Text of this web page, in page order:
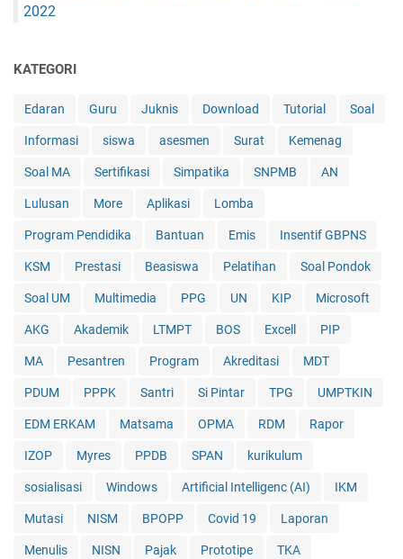
2022
KATEGORI
Edaran Guru Juknis Download Tutorial Soal
Informasi siswa asesmen Surat Kemenag
Soal MA Sertifikasi Simpatika SNPMB AN
Lulusan More Aplikasi Lomba
Program Pendidika Bantuan Emis Insentif GBPNS
KSM Prestasi Beasiswa Pelatihan Soal Pondok
Soal UM Multimedia PPG UN KIP Microsoft
AKG Akademik LTMPT BOS Excell PIP
MA Pesantren Program Akreditasi MDT
PDUM PPPK Santri Si Pintar TPG UMPTKIN
EDM ERKAM Matsama OPMA RDM Rapor
IZOP Myres PPDB SPAN kurikulum
sosialisasi Windows Artificial Intelligenc (AI) IKM
Mutasi NISM BPOPP Covid 19 Laporan
Menulis NISN Pajak Prototipe TKA